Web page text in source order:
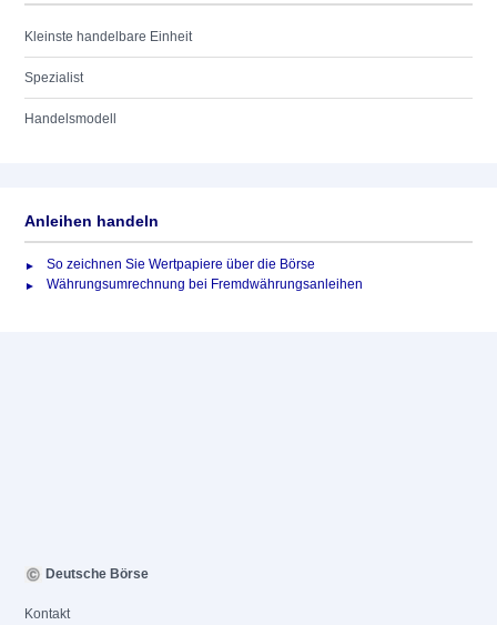
Kleinste handelbare Einheit
Spezialist
Handelsmodell
Anleihen handeln
So zeichnen Sie Wertpapiere über die Börse
Währungsumrechnung bei Fremdwährungsanleihen
Deutsche Börse
Kontakt